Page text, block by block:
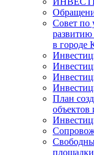
Совет по
развитию
в городе
План
объектов
площадки